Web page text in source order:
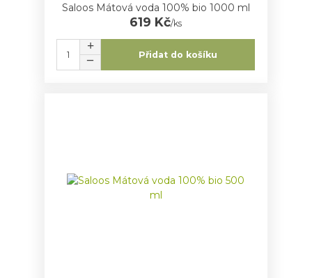
Saloos Mátová voda 100% bio 1000 ml
619 Kč/ks
Přidat do košíku